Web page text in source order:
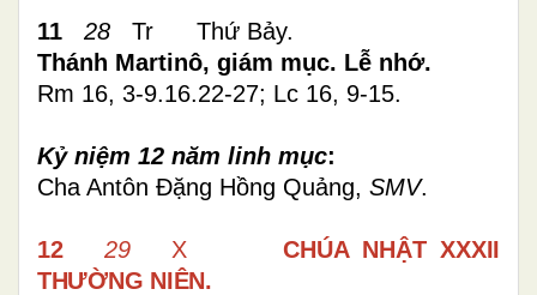
11 28 Tr Thứ Bảy.
Thánh Martinô, giám mục. Lễ nhớ.
Rm 16, 3-9.16.22-27; Lc 16, 9-15.
Kỷ niệm 12 năm linh mục:
Cha Antôn Đặng Hồng Quảng, SMV.
12 29 X CHÚA NHẬT XXXII
THƯỜNG NIÊN.